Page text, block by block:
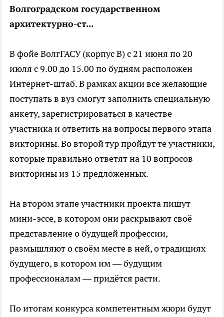
Волгоградском государственном
архитектурно-ст...
В фойе ВолгГАСУ (корпус В) с 21 июня по 20
июля с 9.00 до 15.00 по будням расположен
Интернет-штаб. В рамках акции все желающие
поступать в вуз смогут заполнить специальную
анкету, зарегистрироваться в качестве
участника и ответить на вопросы первого этапа
викторины. Во второй тур пройдут те участники,
которые правильно ответят на 10 вопросов
викторины из 15 предложенных.
На втором этапе участники проекта пишут
мини-эссе, в котором они раскрывают своё
представление о будущей профессии,
размышляют о своём месте в ней, о традициях
будущего, в котором им — будущим
профессионалам — придётся расти.
По итогам конкурса компетентным жюри будут